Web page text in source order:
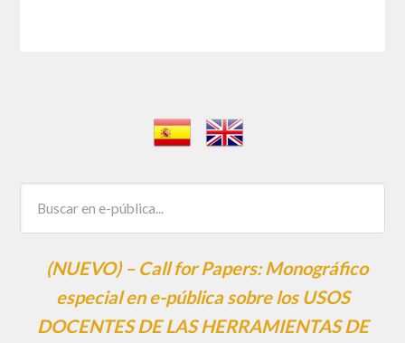
(NUEVO) – Call for Papers: Monográfico
especial en e-pública sobre los USOS
DOCENTES DE LAS HERRAMIENTAS DE